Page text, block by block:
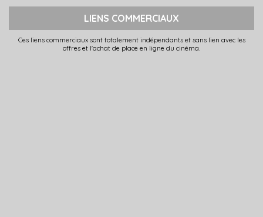
LIENS COMMERCIAUX
Ces liens commerciaux sont totalement indépendants et sans lien avec les
offres et l'achat de place en ligne du cinéma.